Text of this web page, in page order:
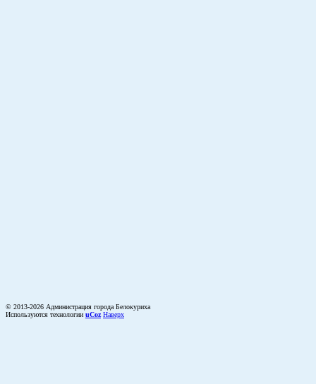
© 2013-2026 Администрация города Белокуриха
Используются технологии uCoz Наверх